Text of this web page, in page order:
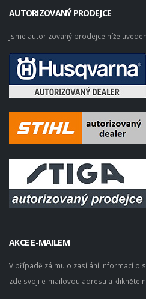
AUTORIZOVANÝ PRODEJCE
Jsme autorizovaný prodejce níže
AKCE E-MAILEM
V případě zájmu o zasílání informací o
zde svoji e-mailovou adresu a klikněte